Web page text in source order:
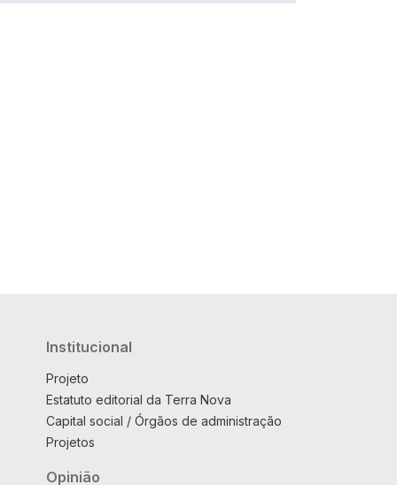
Institucional
Projeto
Estatuto editorial da Terra Nova
Capital social / Órgãos de administração
Projetos
Opinião